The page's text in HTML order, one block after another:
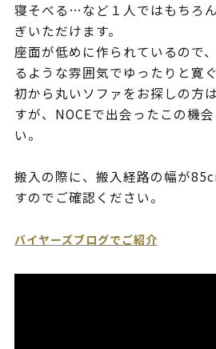
寝そべる…など１人ではもちろ
ぎいただけます。
座面が低めに作られているので
るような雰囲気でゆったりと寛
初から丸いソファをお探しの方
すが、NOCEで出会ったこの機
い。
搬入の際に、搬入経路の幅が
すのでご確認ください。
バイヤーズブログでご紹介